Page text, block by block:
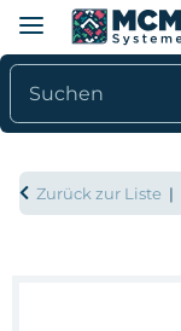
Zurück zur Liste